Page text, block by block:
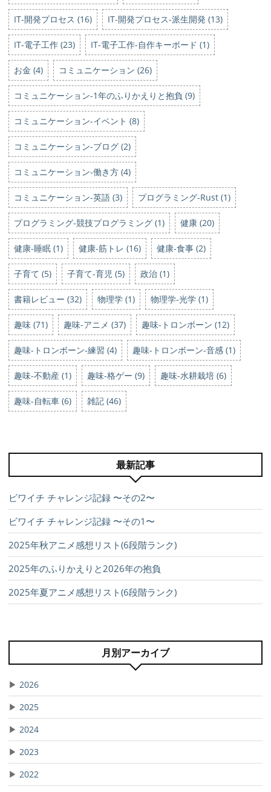
IT-開発プロセス (16) IT-開発プロセス-派生開発 (13)
IT-電子工作 (23) IT-電子工作-自作キーボード (1)
お金 (4) コミュニケーション (26)
コミュニケーション-1年のふりかえりと抱負 (9)
コミュニケーション-イベント (8)
コミュニケーション-ブログ (2)
コミュニケーション-働き方 (4)
コミュニケーション-英語 (3) プログラミング-Rust (1)
プログラミング-競技プログラミング (1) 健康 (20)
健康-睡眠 (1) 健康-筋トレ (16) 健康-食事 (2)
子育て (5) 子育て-育児 (5) 政治 (1)
書籍レビュー (32) 物理学 (1) 物理学-光学 (1)
趣味 (71) 趣味-アニメ (37) 趣味-トロンボーン (12)
趣味-トロンボーン-練習 (4) 趣味-トロンボーン-音感 (1)
趣味-不動産 (1) 趣味-格ゲー (9) 趣味-水耕栽培 (6)
趣味-自転車 (6) 雑記 (46)
最新記事
ビワイチ チャレンジ記録 〜その2〜
ビワイチ チャレンジ記録 〜その1〜
2025年秋アニメ感想リスト(6段階ランク)
2025年のふりかえりと2026年の抱負
2025年夏アニメ感想リスト(6段階ランク)
月別アーカイブ
▶ 2026
▶ 2025
▶ 2024
▶ 2023
▶ 2022